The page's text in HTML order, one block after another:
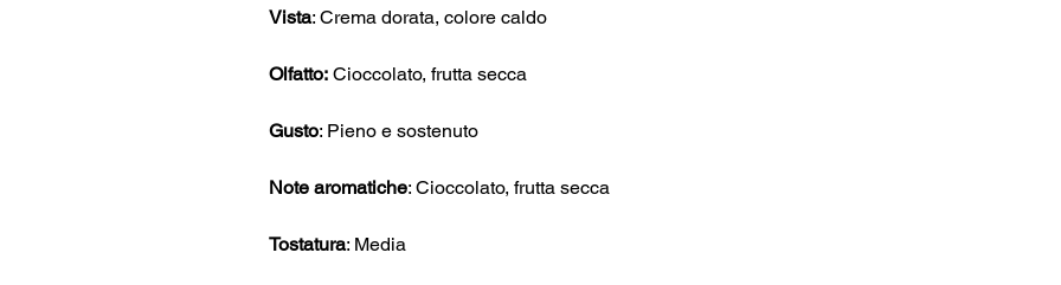
Vista: Crema dorata, colore caldo
Olfatto: Cioccolato, frutta secca
Gusto: Pieno e sostenuto
Note aromatiche: Cioccolato, frutta secca
Tostatura: Media